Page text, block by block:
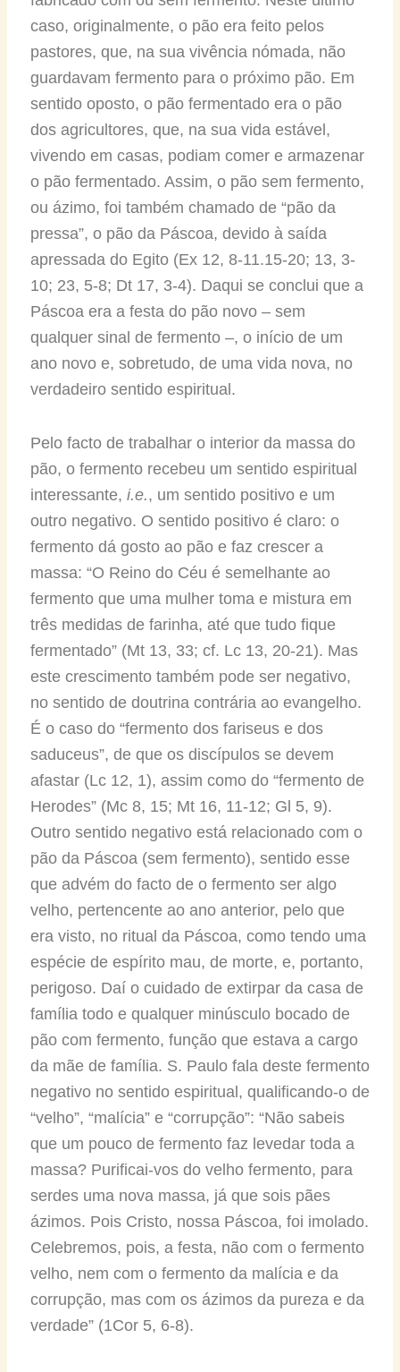
caso, originalmente, o pão era feito pelos
pastores, que, na sua vivência nómada, não
guardavam fermento para o próximo pão. Em
sentido oposto, o pão fermentado era o pão
dos agricultores, que, na sua vida estável,
vivendo em casas, podiam comer e armazenar
o pão fermentado. Assim, o pão sem fermento,
ou ázimo, foi também chamado de “pão da
pressa”, o pão da Páscoa, devido à saída
apressada do Egito (Ex 12, 8-11.15-20; 13, 3-
10; 23, 5-8; Dt 17, 3-4). Daqui se conclui que a
Páscoa era a festa do pão novo – sem
qualquer sinal de fermento –, o início de um
ano novo e, sobretudo, de uma vida nova, no
verdadeiro sentido espiritual.
Pelo facto de trabalhar o interior da massa do
pão, o fermento recebeu um sentido espiritual
interessante, i.e., um sentido positivo e um
outro negativo. O sentido positivo é claro: o
fermento dá gosto ao pão e faz crescer a
massa: “O Reino do Céu é semelhante ao
fermento que uma mulher toma e mistura em
três medidas de farinha, até que tudo fique
fermentado” (Mt 13, 33; cf. Lc 13, 20-21). Mas
este crescimento também pode ser negativo,
no sentido de doutrina contrária ao evangelho.
É o caso do “fermento dos fariseus e dos
saduceus”, de que os discípulos se devem
afastar (Lc 12, 1), assim como do “fermento de
Herodes” (Mc 8, 15; Mt 16, 11-12; Gl 5, 9).
Outro sentido negativo está relacionado com o
pão da Páscoa (sem fermento), sentido esse
que advém do facto de o fermento ser algo
velho, pertencente ao ano anterior, pelo que
era visto, no ritual da Páscoa, como tendo uma
espécie de espírito mau, de morte, e, portanto,
perigoso. Daí o cuidado de extirpar da casa de
família todo e qualquer minúsculo bocado de
pão com fermento, função que estava a cargo
da mãe de família. S. Paulo fala deste fermento
negativo no sentido espiritual, qualificando-o de
“velho”, “malícia” e “corrupção”: “Não sabeis
que um pouco de fermento faz levedar toda a
massa? Purificai-vos do velho fermento, para
serdes uma nova massa, já que sois pães
ázimos. Pois Cristo, nossa Páscoa, foi imolado.
Celebremos, pois, a festa, não com o fermento
velho, nem com o fermento da malícia e da
corrupção, mas com os ázimos da pureza e da
verdade” (1Cor 5, 6-8).